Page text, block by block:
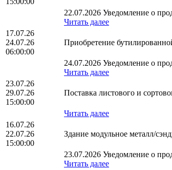
22.07.2026 Уведомление о
Читать далее
17.07.26
24.07.26
06:00:00
Приобретение
24.07.2026 Уведомление о
Читать далее
23.07.26
29.07.26
15:00:00
Поставка листового и
Читать далее
16.07.26
22.07.26
15:00:00
Здание модульное металл/
23.07.2026 Уведомление о
Читать далее